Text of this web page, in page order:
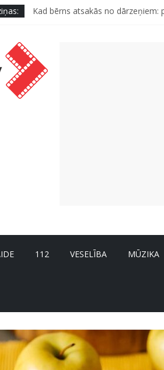
Kad bērns atsakās no
Kāpēc padomju militāro
112 VESELĪBA MŪZIKA